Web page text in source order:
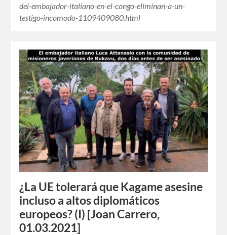
del-embajador-italiano-en-el-congo-eliminan-a-un-
testigo-incomodo-1109409080.html
¿La UE tolerará que Kagame asesine
incluso a altos diplomáticos
europeos? (I) [Joan Carrero,
01.03.2021]